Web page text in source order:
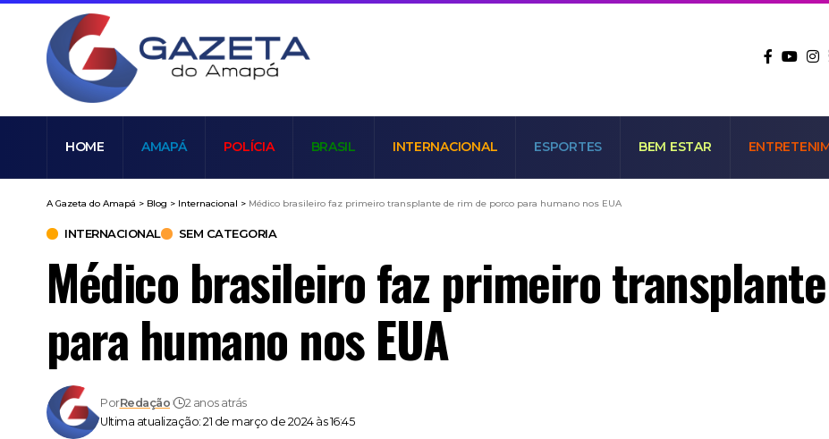
HOME AMAPÁ POLÍCIA BRASIL INTERNACIONAL ESPORTES BEM ESTAR
A Gazeta do Amapá > Blog > Internacional > Médico brasileiro faz primeiro transplante de rim de porco para humano nos EUA
INTERNACIONAL SEM CATEGORIA
Médico brasileiro faz primeiro
para humano nos EUA
Ultima atualização: 21 de março de 2024 às 16:45
PorRedação 2 anos atrás